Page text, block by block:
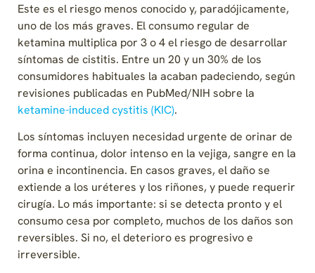
Este es el riesgo menos conocido y, paradójicamente,
uno de los más graves. El consumo regular de
ketamina multiplica por 3 o 4 el riesgo de desarrollar
síntomas de cistitis. Entre un 20 y un 30% de los
consumidores habituales la acaban padeciendo, según
revisiones publicadas en PubMed/NIH sobre la
ketamine-induced cystitis (KIC).
Los síntomas incluyen necesidad urgente de orinar de
forma continua, dolor intenso en la vejiga, sangre en la
orina e incontinencia. En casos graves, el daño se
extiende a los uréteres y los riñones, y puede requerir
cirugía. Lo más importante: si se detecta pronto y el
consumo cesa por completo, muchos de los daños son
reversibles. Si no, el deterioro es progresivo e
irreversible.